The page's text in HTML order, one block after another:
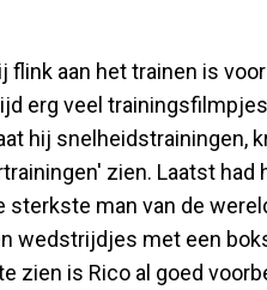
flink aan het trainen is
erg veel
hij snelheidstrainingen,
zien. Laatst
sterkste man van de
wedstrijdjes met een
zien is Rico al goed